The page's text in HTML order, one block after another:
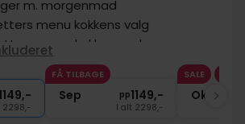
m. morgenmad
menu kokkens valg
menu kokkens valg
ved hotellet
2298,-
FÅ TILBAGE
Sep pp1149,-
I alt 2298,-
SALE
Okt